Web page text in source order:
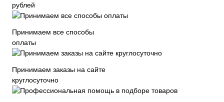
рублей
Принимаем все способы
оплаты
Принимаем заказы на сайте
круглосуточно